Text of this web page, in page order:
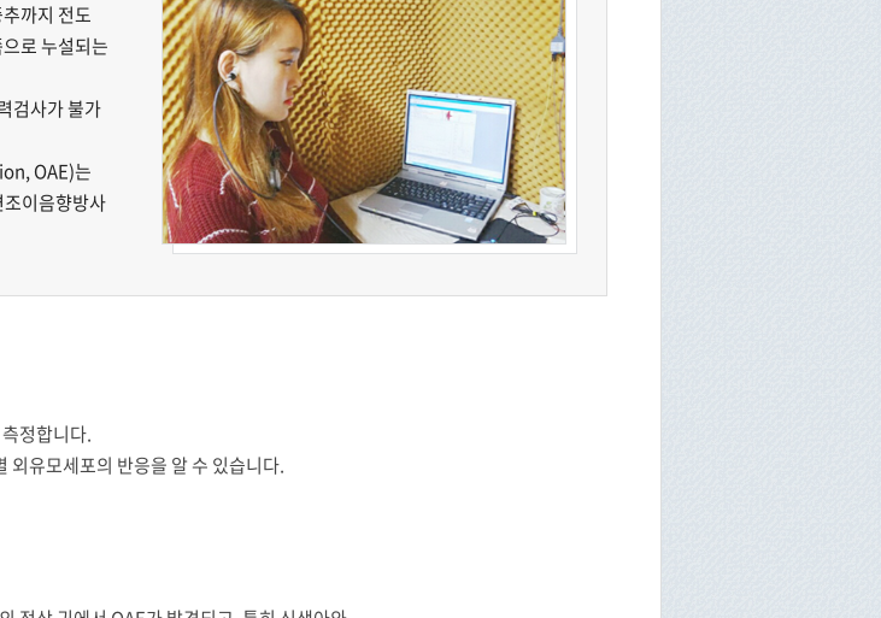
까지 전도
로 누설되는
검사가 불가
OAE)는
이음향방사
정합니다.
외유모세포의 반응을 알 수 있습니다.